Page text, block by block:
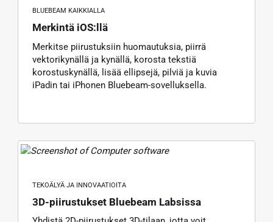
BLUEBEAM KAIKKIALLA
Merkintä iOS:llä
Merkitse piirustuksiin huomautuksia, piirrä
vektorikynällä ja kynällä, korosta tekstiä
korostuskynällä, lisää ellipsejä, pilviä ja kuvia
iPadin tai iPhonen Bluebeam-sovelluksella.
TEKOÄLYÄ JA INNOVAATIOITA
3D-piirustukset Bluebeam Labsissa